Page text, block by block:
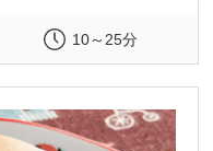
10～25分